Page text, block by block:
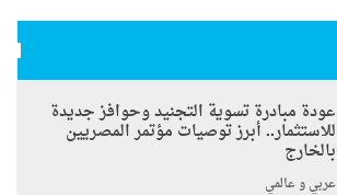
عودة مبادرة تسوية التجنيد وحوافز جديدة
للاستثمار.. أبرز توصيات مؤتمر المصريين
بالخارج
عربي و عالمي